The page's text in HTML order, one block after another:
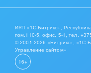
ИУП «1С-Битрикс»,
пом.110-5, офис. 5-1,тел.
© 2001-2026 «Битрикс», «1С-
Управление сайтом»
16+